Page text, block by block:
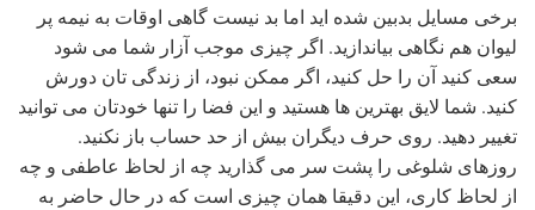
برخی مسایل بدبین شده اید اما بد نیست گاهی اوقات به نیمه پر
لیوان هم نگاهی بیاندازید. اگر چیزی موجب آزار شما می شود
سعی کنید آن را حل کنید، اگر ممکن نبود، از زندگی تان دورش
کنید. شما لایق بهترین ها هستید و این فضا را تنها خودتان می توانید
تغییر دهید. روی حرف دیگران بیش از حد حساب باز نکنید.
روزهای شلوغی را پشت سر می گذارید چه از لحاظ عاطفی و چه
از لحاظ کاری، این دقیقا همان چیزی است که در حال حاضر به